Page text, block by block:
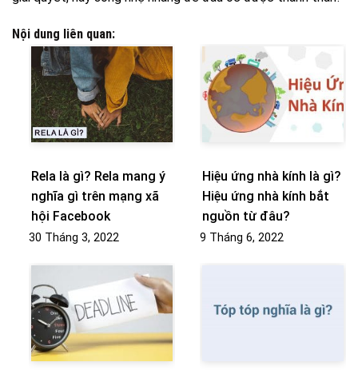
Nội dung liên quan:
Rela là gì? Rela mang ý
nghĩa gì trên mạng xã
hội Facebook
30 Tháng 3, 2022
Hiệu ứng nhà kính là gì?
Hiệu ứng nhà kính bắt
nguồn từ đâu?
9 Tháng 6, 2022